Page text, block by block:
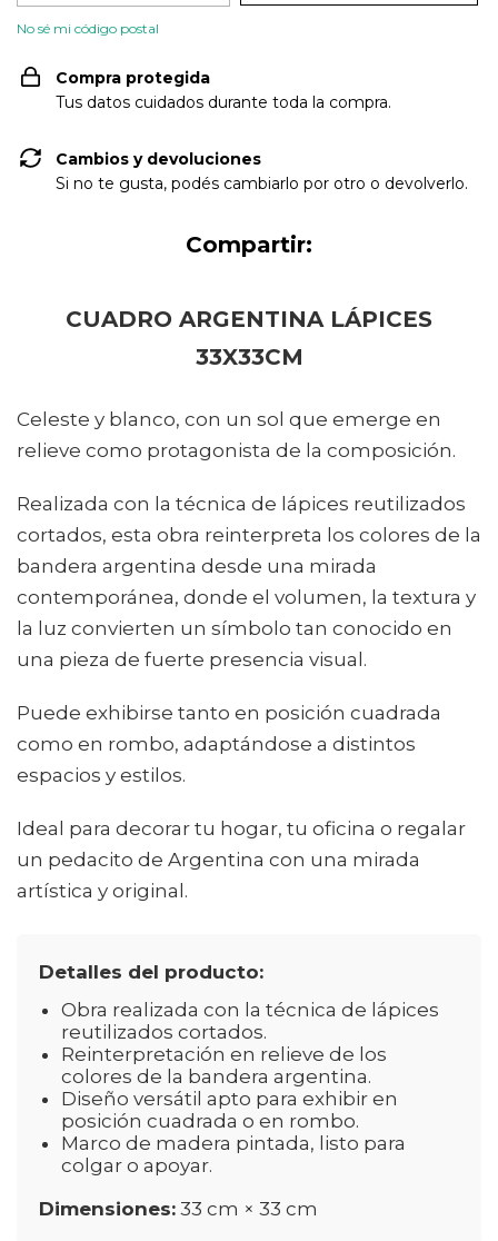
No sé mi código postal
Compra protegida
Tus datos cuidados durante toda la compra.
Cambios y devoluciones
Si no te gusta, podés cambiarlo por otro o devolverlo.
Compartir:
CUADRO ARGENTINA LÁPICES
33X33CM
Celeste y blanco, con un sol que emerge en
relieve como protagonista de la composición.
Realizada con la técnica de lápices reutilizados
cortados, esta obra reinterpreta los colores de la
bandera argentina desde una mirada
contemporánea, donde el volumen, la textura y
la luz convierten un símbolo tan conocido en
una pieza de fuerte presencia visual.
Puede exhibirse tanto en posición cuadrada
como en rombo, adaptándose a distintos
espacios y estilos.
Ideal para decorar tu hogar, tu oficina o regalar
un pedacito de Argentina con una mirada
artística y original.
Detalles del producto:
Obra realizada con la técnica de lápices
reutilizados cortados.
Reinterpretación en relieve de los
colores de la bandera argentina.
Diseño versátil apto para exhibir en
posición cuadrada o en rombo.
Marco de madera pintada, listo para
colgar o apoyar.
Dimensiones: 33 cm × 33 cm